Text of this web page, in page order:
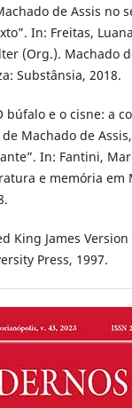
de Assis no
In: Freitas,
(Org.). Machado
Substânsia, 2018.
búfalo e o cisne: a
Machado de
In: Fantini,
e memória em
King James
Press, 1997.